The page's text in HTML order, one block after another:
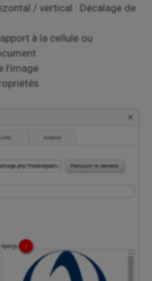
/ vertical : Décalage de
à la cellule ou
l’image